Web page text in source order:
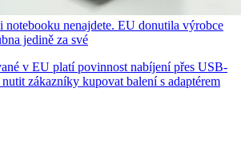
nenajdete. EU donutila výrobce
jedině za své
v EU platí povinnost nabíjení přes USB-
zákazníky kupovat balení s adaptérem